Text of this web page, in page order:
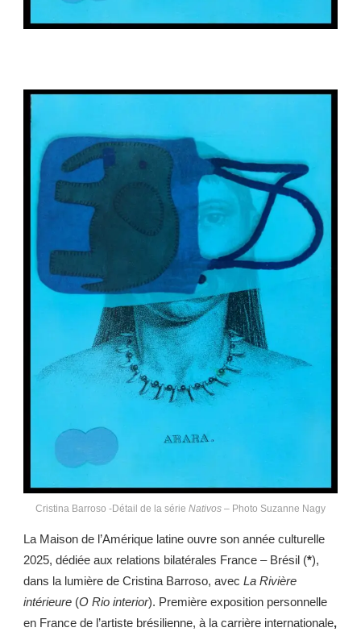
Cristina Barroso -Détail de la série Nativos – Photo Suzanne Nagy
La Maison de l’Amérique latine ouvre son année culturelle
2025, dédiée aux relations bilatérales France – Brésil (*),
dans la lumière de Cristina Barroso, avec La Rivière
intérieure (O Rio interior). Première exposition personnelle
en France de l’artiste brésilienne, à la carrière internationale,